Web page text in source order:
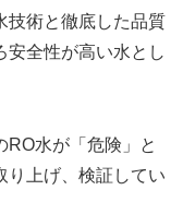
技術と徹底した品質
安全性が高い水とし
RO水が「危険」と
り上げ、検証してい